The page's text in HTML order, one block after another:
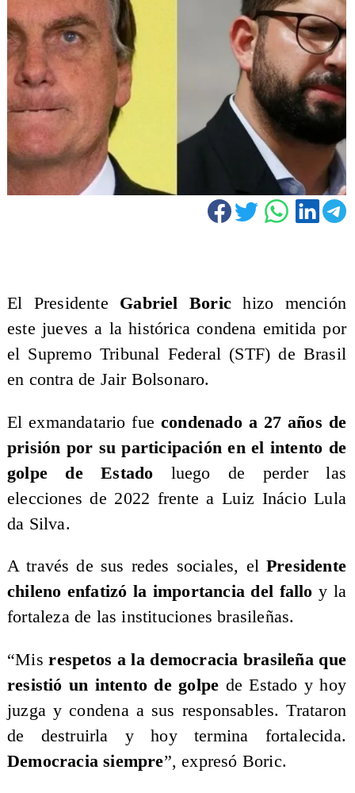
El Presidente Gabriel Boric hizo mención
este jueves a la histórica condena emitida por
el Supremo Tribunal Federal (STF) de Brasil
en contra de Jair Bolsonaro.
El exmandatario fue condenado a 27 años de
prisión por su participación en el intento de
golpe de Estado luego de perder las
elecciones de 2022 frente a Luiz Inácio Lula
da Silva.
A través de sus redes sociales, elPresidente
chileno enfatizó la importancia del fallo y la
fortaleza de las instituciones brasileñas.
“Misrespetos a la democracia brasileña que
resistió un intento de golpe de Estado y hoy
juzga y condena a sus responsables. Trataron
de destruirla y hoy termina fortalecida.
Democracia siempre”, expresó Boric.